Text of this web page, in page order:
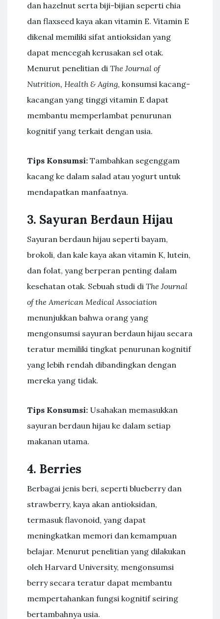
dan hazelnut serta biji-bijian seperti chia
dan flaxseed kaya akan vitamin E. Vitamin E
dikenal memiliki sifat antioksidan yang
dapat mencegah kerusakan sel otak.
Menurut penelitian di The Journal of
Nutrition, Health & Aging, konsumsi kacang-
kacangan yang tinggi vitamin E dapat
membantu memperlambat penurunan
kognitif yang terkait dengan usia.
Tips Konsumsi: Tambahkan segenggam
kacang ke dalam salad atau yogurt untuk
mendapatkan manfaatnya.
3. Sayuran Berdaun Hijau
Sayuran berdaun hijau seperti bayam,
brokoli, dan kale kaya akan vitamin K, lutein,
dan folat, yang berperan penting dalam
kesehatan otak. Sebuah studi di The Journal
of the American Medical Association
menunjukkan bahwa orang yang
mengonsumsi sayuran berdaun hijau secara
teratur memiliki tingkat penurunan kognitif
yang lebih rendah dibandingkan dengan
mereka yang tidak.
Tips Konsumsi: Usahakan memasukkan
sayuran berdaun hijau ke dalam setiap
makanan utama.
4. Berries
Berbagai jenis beri, seperti blueberry dan
strawberry, kaya akan antioksidan,
termasuk flavonoid, yang dapat
meningkatkan memori dan kemampuan
belajar. Menurut penelitian yang dilakukan
oleh Harvard University, mengonsumsi
berry secara teratur dapat membantu
mempertahankan fungsi kognitif seiring
bertambahnya usia.